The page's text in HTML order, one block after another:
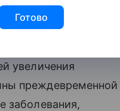
увеличения
преждевременной
заболевания,
Готово